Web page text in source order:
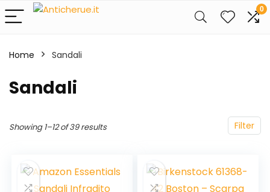
0
Home Sandali
Sandali
Filter
Showing 1–12 of 39 results